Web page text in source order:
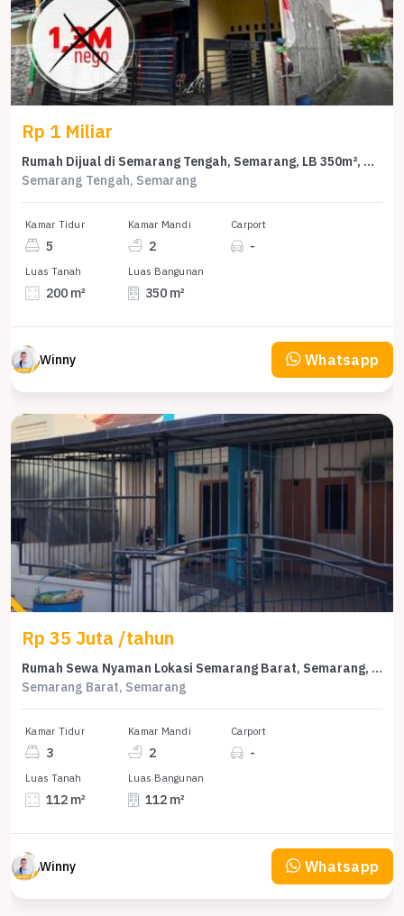
Rp 1 Miliar
Rumah Dijual di Semarang Tengah, Semarang, LB 350m², Harga Kompetitif!
Semarang Tengah, Semarang
Kamar Tidur
5
Kamar Mandi
2
Carport
-
Luas Tanah
200 m²
Luas Bangunan
350 m²
Winny Whatsapp
Rp 35 Juta /tahun
Rumah Sewa Nyaman Lokasi Semarang Barat, Semarang, LB 112m²
Semarang Barat, Semarang
Kamar Tidur
3
Kamar Mandi
2
Carport
-
Luas Tanah
112 m²
Luas Bangunan
112 m²
Winny Whatsapp